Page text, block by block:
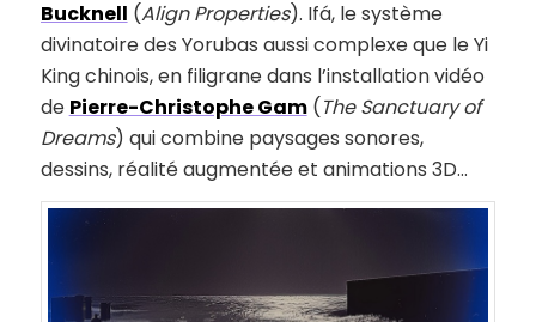
Bucknell (Align Properties). Ifá, le système
divinatoire des Yorubas aussi complexe que le Yi
King chinois, en filigrane dans l’installation vidéo
de Pierre-Christophe Gam(The Sanctuary of
Dreams) qui combine paysages sonores,
dessins, réalité augmentée et animations 3D…